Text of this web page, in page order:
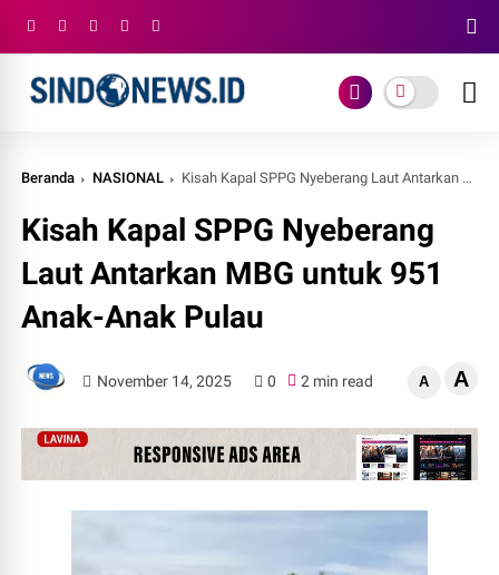
Beranda NASIONAL Kisah Kapal SPPG Nyeberang Laut Antarkan MBG untuk 951 Anak-Anak Pulau
Kisah Kapal SPPG Nyeberang
Laut Antarkan MBG untuk 951
Anak-Anak Pulau
November 14, 2025 0 2 min read A A